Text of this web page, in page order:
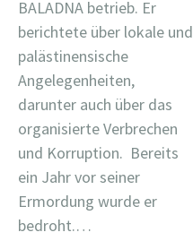
BALADNA betrieb. Er
berichtete über lokale und
palästinensische
Angelegenheiten,
darunter auch über das
organisierte Verbrechen
und Korruption. Bereits
ein Jahr vor seiner
Ermordung wurde er
bedroht.…